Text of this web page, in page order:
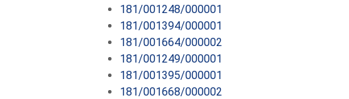
181/001248/000001
181/001394/000001
181/001664/000002
181/001249/000001
181/001395/000001
181/001668/000002